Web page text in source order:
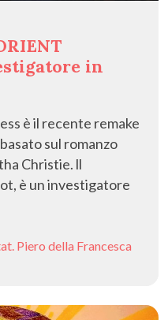
in
è il recente remake
sul romanzo
Christie. ll
è un investigatore
Piero della Francesca